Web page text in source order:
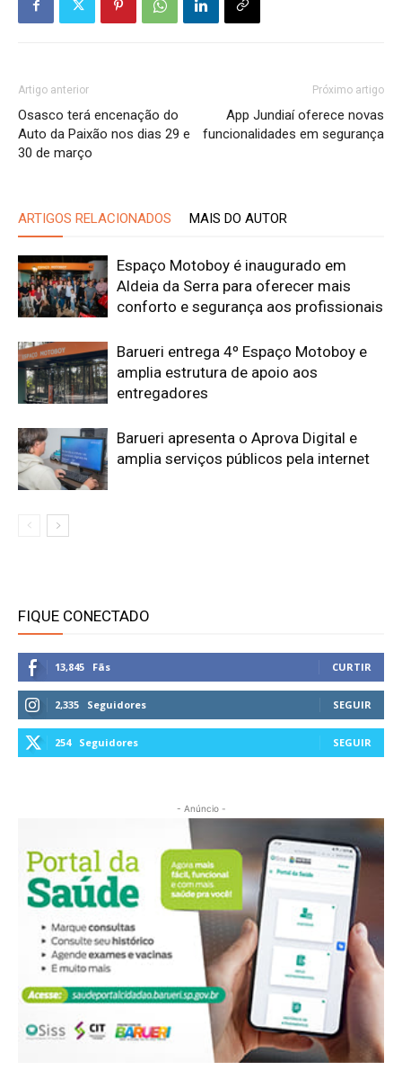
Artigo anterior
Osasco terá encenação do
Auto da Paixão nos dias 29 e
30 de março
Próximo artigo
App Jundiaí oferece novas
funcionalidades em segurança
ARTIGOS RELACIONADOS MAIS DO AUTOR
Espaço Motoboy é inaugurado em
Aldeia da Serra para oferecer mais
conforto e segurança aos profissionais
Barueri entrega 4º Espaço Motoboy e
amplia estrutura de apoio aos
entregadores
Barueri apresenta o Aprova Digital e
amplia serviços públicos pela internet
FIQUE CONECTADO
13,845 Fãs CURTIR
2,335 Seguidores SEGUIR
254 Seguidores SEGUIR
- Anúncio -